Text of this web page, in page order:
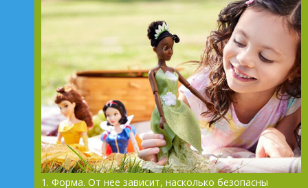
1. Форма. От нее зависит, насколько безопасны